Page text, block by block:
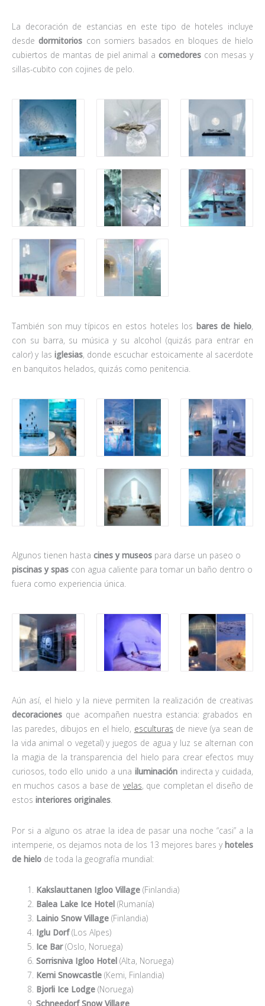
La decoración de estancias en este tipo de hoteles incluye
desde dormitorios con somiers basados en bloques de hielo
cubiertos de mantas de piel animal acomedores con mesas y
sillas-cubito con cojines de pelo.
También son muy típicos en estos hoteles los bares de hielo,
con su barra, su música y su alcohol (quizás para entrar en
calor) y las iglesias, donde escuchar estoicamente al sacerdote
en banquitos helados, quizás como penitencia.
Algunos tienen hasta cines y museos para darse un paseo o
piscinas y spas con agua caliente para tomar un baño dentro o
fuera como experiencia única.
Aún así, el hielo y la nieve permiten la realización de creativas
decoraciones que acompañen nuestra estancia: grabados en
las paredes, dibujos en el hielo, esculturas de nieve (ya sean de
la vida animal o vegetal) y juegos de agua y luz se alternan con
la magia de la transparencia del hielo para crear efectos muy
curiosos, todo ello unido a una iluminación indirecta y cuidada,
en muchos casos a base de velas, que completan el diseño de
estos interiores originales.
Por si a alguno os atrae la idea de pasar una noche “casi” a la
intemperie, os dejamos nota de los 13 mejores bares y hoteles
de hielo de toda la geografía mundial:
Kakslauttanen Igloo Village (Finlandia)
Balea Lake Ice Hotel (Rumanía)
Lainio Snow Village (Finlandia)
Iglu Dorf(Los Alpes)
Ice Bar(Oslo, Noruega)
Sorrisniva Igloo Hotel (Alta, Noruega)
Kemi Snowcastle (Kemi, Finlandia)
Bjorli Ice Lodge (Noruega)
Schneedorf Snow Village